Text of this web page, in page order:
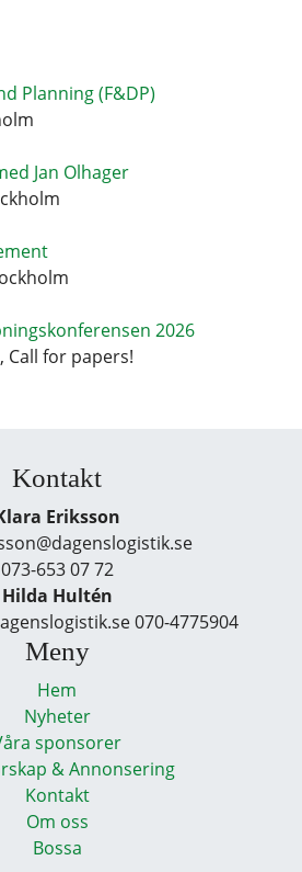
Planning (F&DP)
Jan Olhager
2026
Call for papers!
Kontakt
Eriksson
073-653 07 72
Hilda Hultén
070-4775904
Meny
Hem
Nyheter
sponsorer
& Annonsering
Kontakt
Om oss
Bossa